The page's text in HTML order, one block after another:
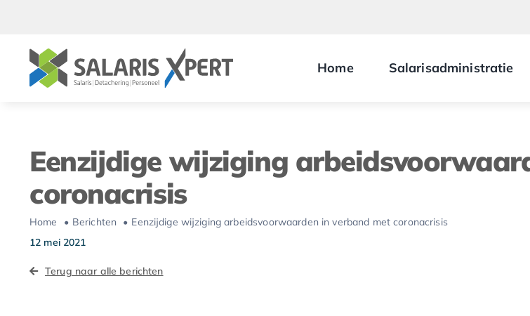
inhoud
Home Salarisadministratie
Eenzijdige wijziging
coronacrisis
Home Berichten
Eenzijdige wijziging arbeidsvoorwaarden in verband met coronacrisis
12 mei 2021
Terug naar alle berichten